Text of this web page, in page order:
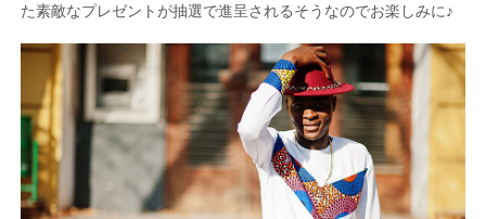
た素敵なプレゼントが抽選で進呈されるそうなのでお楽しみに♪